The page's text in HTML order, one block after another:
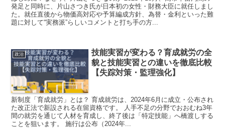
発足と同時に、片山さつき氏が日本初の女性・財務大臣に就任しまし
た。就任直後から物価高対応や予算編成方針、為替・金利といった難
題に対して“実務派”らしいコメントと打ち手の方...
政治
技能実習が変わる？育成就労の全
貌と技能実習との違いを徹底比較
【失踪対策・監理強化】
新制度「育成就労」とは？ 育成就労は、2024年6月に成立・公布され
た改正法で新設される在留資格です。 人手不足の分野でおおむね3年
間の就労を通じて人材を育成し、終了後は「特定技能」へ橋渡しする
ことを狙います。 施行は公布（2024年...